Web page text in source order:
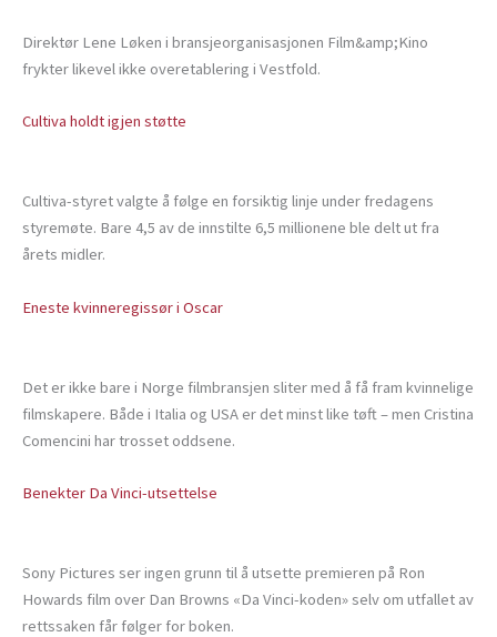
Direktør Lene Løken i bransjeorganisasjonen Film&amp;Kino
frykter likevel ikke overetablering i Vestfold.
Cultiva holdt igjen støtte
Cultiva-styret valgte å følge en forsiktig linje under fredagens
styremøte. Bare 4,5 av de innstilte 6,5 millionene ble delt ut fra
årets midler.
Eneste kvinneregissør i Oscar
Det er ikke bare i Norge filmbransjen sliter med å få fram kvinnelige
filmskapere. Både i Italia og USA er det minst like tøft – men Cristina
Comencini har trosset oddsene.
Benekter Da Vinci-utsettelse
Sony Pictures ser ingen grunn til å utsette premieren på Ron
Howards film over Dan Browns «Da Vinci-koden» selv om utfallet av
rettssaken får følger for boken.